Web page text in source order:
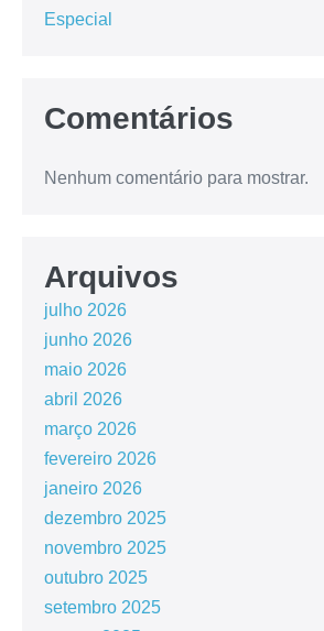
Especial
Comentários
Nenhum comentário para mostrar.
Arquivos
julho 2026
junho 2026
maio 2026
abril 2026
março 2026
fevereiro 2026
janeiro 2026
dezembro 2025
novembro 2025
outubro 2025
setembro 2025